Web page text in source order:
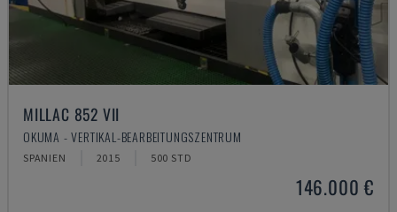
MILLAC 852 VII
OKUMA - VERTIKAL-BEARBEITUNGSZENTRUM
SPANIEN 2015 500 STD
146.000 €